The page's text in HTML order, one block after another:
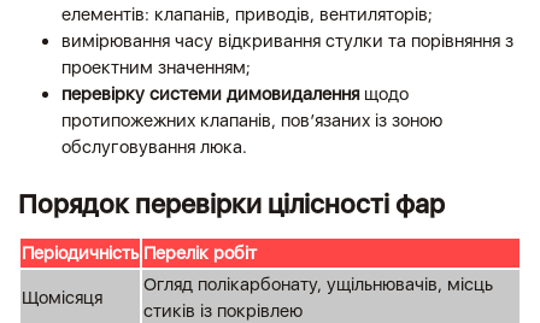
елементів: клапанів, приводів, вентиляторів;
вимірювання часу відкривання стулки та порівняння з
проектним значенням;
перевірку системи димовидаленнящодо
протипожежних клапанів, пов’язаних із зоною
обслуговування люка.
Порядок перевірки цілісності фар
Періодичність Перелік робіт
Щомісяця
Огляд полікарбонату, ущільнювачів, місць
стиків із покрівлею